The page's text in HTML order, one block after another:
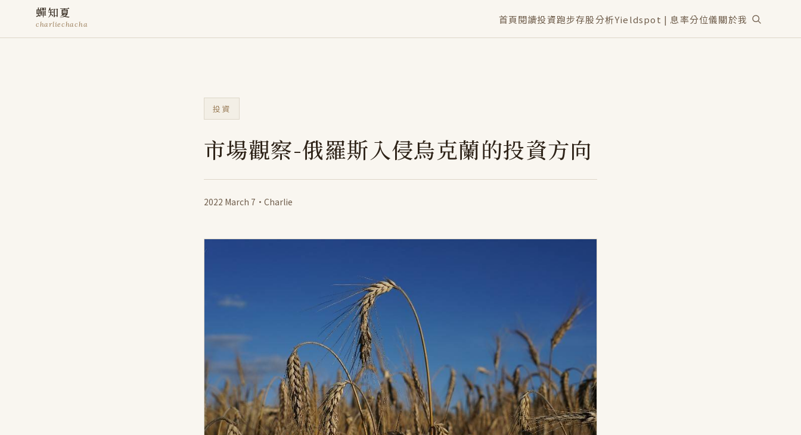
蟬知夏
charliechacha 首頁閱讀投資跑步存股分析Yieldspot | 息率分位儀關於我
投資
市場觀察-俄羅斯入侵烏克蘭的投資方向
2022 March 7 · Charlie